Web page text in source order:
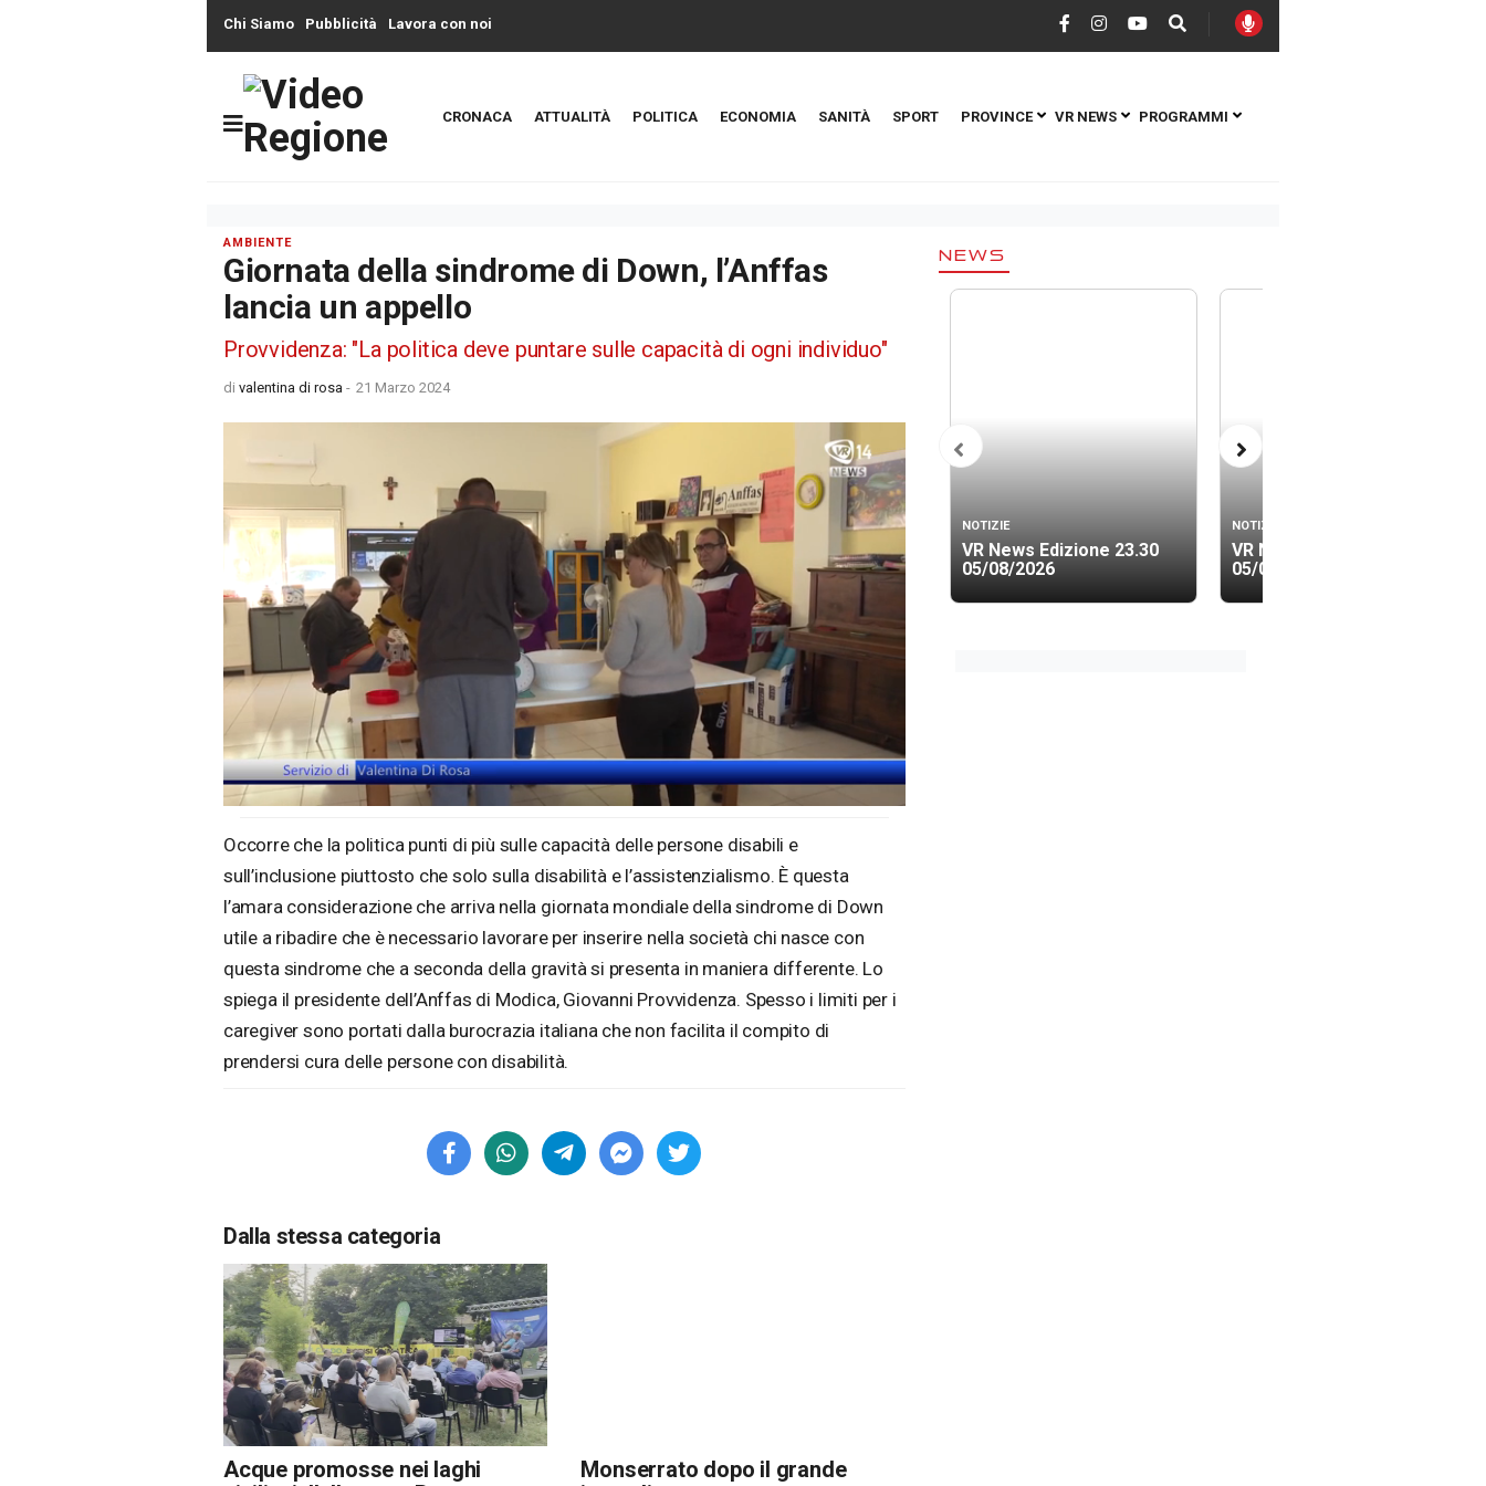
Chi Siamo Pubblicità Lavora con noi
CRONACA ATTUALITÀ POLITICA ECONOMIA SANITÀ SPORT PROVINCE VR NEWS PROGRAMMI
AMBIENTE
Giornata della sindrome di Down, l’Anffas
lancia un appello
Provvidenza: "La politica deve puntare sulle capacità di ogni individuo"
di valentina di rosa - 21 Marzo 2024
Unmute
Occorre che la politica punti di più sulle capacità delle persone disabili e
sull’inclusione piuttosto che solo sulla disabilità e l’assistenzialismo. È questa
l’amara considerazione che arriva nella giornata mondiale della sindrome di Down
utile a ribadire che è necessario lavorare per inserire nella società chi nasce con
questa sindrome che a seconda della gravità si presenta in maniera differente. Lo
spiega il presidente dell’Anffas di Modica, Giovanni Provvidenza. Spesso i limiti per i
caregiver sono portati dalla burocrazia italiana che non facilita il compito di
prendersi cura delle persone con disabilità.
Dalla stessa categoria
Acque promosse nei laghi
Monserrato dopo il grande
NEWS
NOTIZIE
VR News Edizione 23.30
05/08/2026
NOTIZIE
VR News Edizione 19.40
05/08/2026